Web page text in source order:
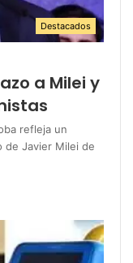
Destacados
a Milei y
refleja un
de Javier Milei de